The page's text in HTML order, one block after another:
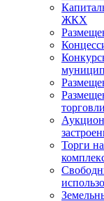
ЖКХ
торговли
Торги